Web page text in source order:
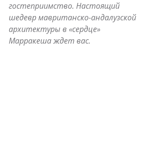
гостеприимство. Настоящий
шедевр мавританско-андалузской
архитектуры в «сердце»
Марракеша ждет вас.